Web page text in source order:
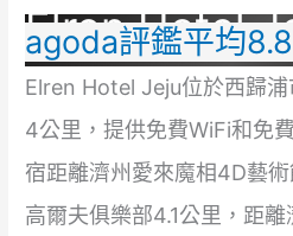
Elren Hotel
agoda評鑑平均
Elren Hotel Jeju位於西歸
4公里，提供免費WiFi和免
宿距離濟州愛來魔相4D藝
高爾夫俱樂部4.1公里，距